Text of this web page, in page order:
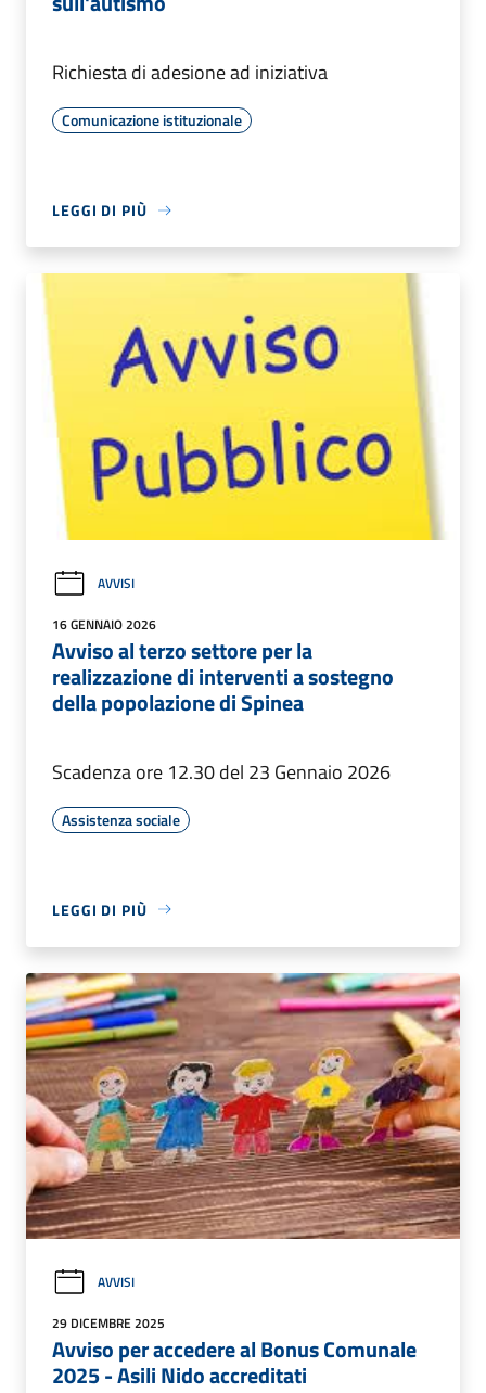
Richiesta di adesione ad iniziativa
Comunicazione istituzionale
LEGGI DI PIÙ
AVVISI
16 GENNAIO 2026
Avviso al terzo settore per la
realizzazione di interventi a sostegno
della popolazione di Spinea
Scadenza ore 12.30 del 23 Gennaio 2026
Assistenza sociale
LEGGI DI PIÙ
AVVISI
29 DICEMBRE 2025
Avviso per accedere al Bonus Comunale
2025 - Asili Nido accreditati